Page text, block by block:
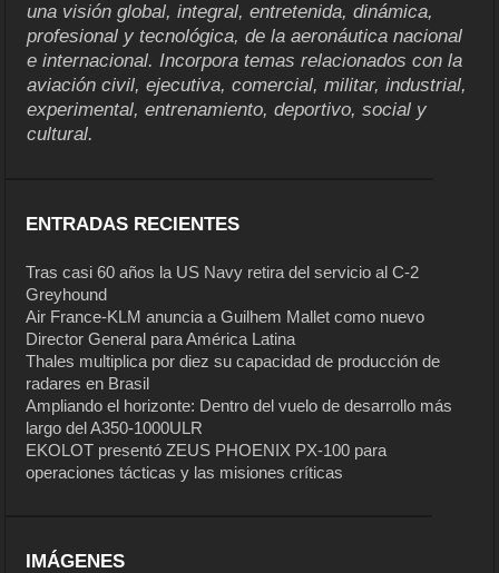
una visión global, integral, entretenida, dinámica,
profesional y tecnológica, de la aeronáutica nacional
e internacional. Incorpora temas relacionados con la
aviación civil, ejecutiva, comercial, militar, industrial,
experimental, entrenamiento, deportivo, social y
cultural.
ENTRADAS RECIENTES
Tras casi 60 años la US Navy retira del servicio al C-2
Greyhound
Air France-KLM anuncia a Guilhem Mallet como nuevo
Director General para América Latina
Thales multiplica por diez su capacidad de producción de
radares en Brasil
Ampliando el horizonte: Dentro del vuelo de desarrollo más
largo del A350-1000ULR
EKOLOT presentó ZEUS PHOENIX PX-100 para
operaciones tácticas y las misiones críticas
IMÁGENES